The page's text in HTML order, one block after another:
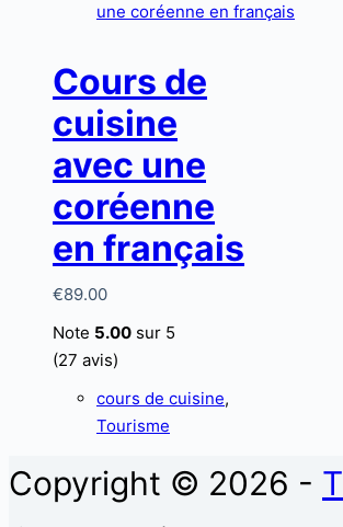
Cours de
cuisine
avec une
coréenne
en français
€89.00
Note 5.00 sur 5
(27 avis)
cours de cuisine,
Tourisme
Copyright © 2026 -